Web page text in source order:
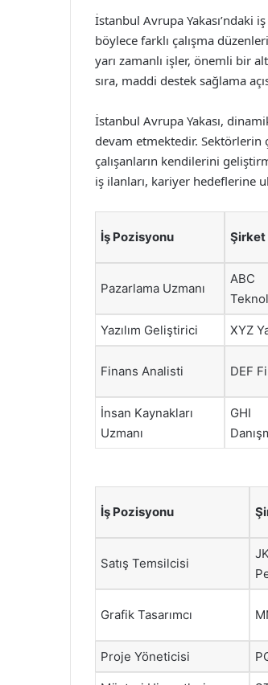
İstanbul Avrupa Yakası’ndaki
böylece farklı çalışma
yarı zamanlı işler, önemli bir
sıra, maddi destek sağlama
İstanbul Avrupa Yakası,
devam etmektedir. Sektörlerin
çalışanların kendilerini
iş ilanları, kariyer hedeflerine
İş Pozisyonu Şirket
Pazarlama Uzmanı
ABC
Yazılım Geliştirici XYZ
Finans Analisti DEF
İnsan Kaynakları
Uzmanı
GHI
İş Pozisyonu
Satış Temsilcisi
Grafik Tasarımcı
Proje Yöneticisi